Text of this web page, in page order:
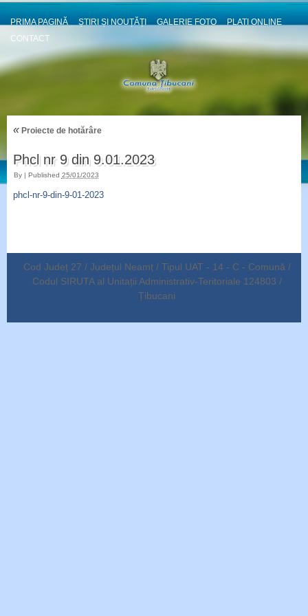
PRIMA PAGINĂ ȘTIRI ȘI NOUȚĂȚI GALERIE FOTO
PLATI ONLINE
CONTACT
«Proiecte de hotărâre
Phcl nr 9 din 9.01.2023
By | Published 25/01/2023
phcl-nr-9-din-9-01-2023
Cod Județ 27 / Județul Neamț / Tipul UAT - 14 - C - Comună /
Codul SIRUTA al Unitații Administrativ-Teritoriale 124803 /
Țibucani